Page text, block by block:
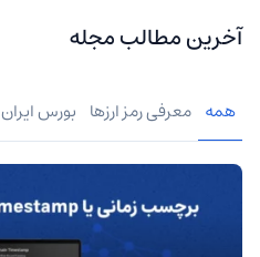
آخرین مطالب مجله
همه معرفی رمز ارزها بورس ایران